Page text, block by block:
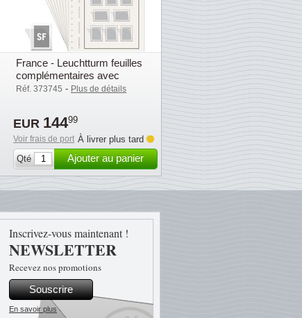
France - Leuchtturm feuilles
complémentaires avec
pochettes (SF) - 2024
Réf. 373745 - Plus de détails
EUR 14499
Voir frais de port À livrer plus tard
Qté
Ajouter au panier
Inscrivez-vous maintenant !
NEWSLETTER
Recevez nos promotions
Souscrire
En savoir plus